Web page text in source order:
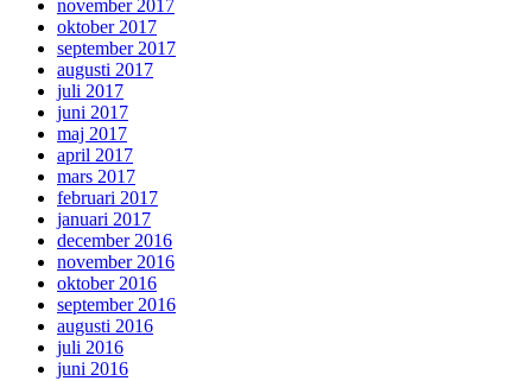
november 2017
oktober 2017
september 2017
augusti 2017
juli 2017
juni 2017
maj 2017
april 2017
mars 2017
februari 2017
januari 2017
december 2016
november 2016
oktober 2016
september 2016
augusti 2016
juli 2016
juni 2016